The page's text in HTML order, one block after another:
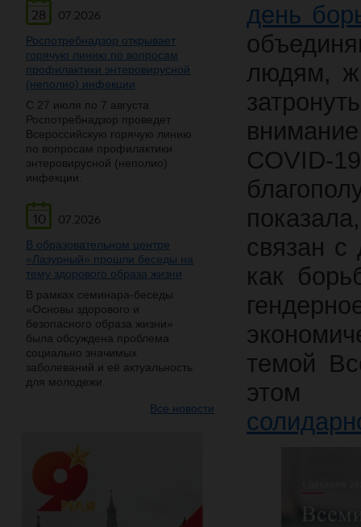
28
07.2026
Роспотребнадзор открывает
горячую линию по вопросам
профилактики энтеровирусной
(неполио) инфекции
С 27 июля по 7 августа
Роспотребнадзор проведет
Всероссийскую горячую линию
по вопросам профилактики
энтеровирусной (неполио)
инфекции.
10
07.2026
В образовательном центре
«Лазурный» прошли беседы на
тему здорового образа жизни
В рамках семинара-беседы
«Основы здорового и
безопасного образа жизни»
была обсуждена проблема
социально значимых
заболеваний и её актуальность
для молодежи.
Все новости
день
людям,
связан
как
темой
этом